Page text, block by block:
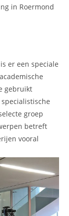
in Roermond
er een speciale
gebruikt
groep
betreft
vooral